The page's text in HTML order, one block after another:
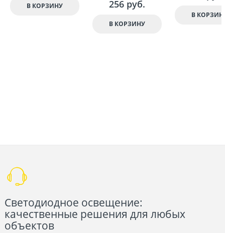
В КОРЗИНУ 256 руб.
В КОРЗИНУ
В
Светодиодное освещение:
качественные решения для любых
объектов